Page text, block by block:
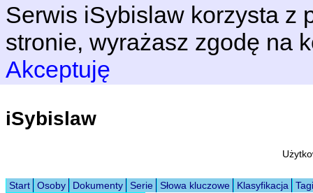
Serwis iSybislaw korzysta z
stronie, wyrażasz zgodę na
Akceptuję
iSybislaw
Start Osoby Dokumenty Serie Słowa kluczowe Klasyfikacja
Tagi